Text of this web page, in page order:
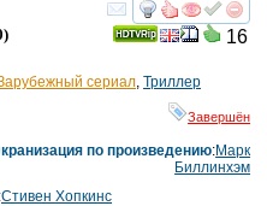
смотреть
16
сериал Триллер
Завершён
по произведению:Марк
Биллинхэм
:Стивен Хопкинс